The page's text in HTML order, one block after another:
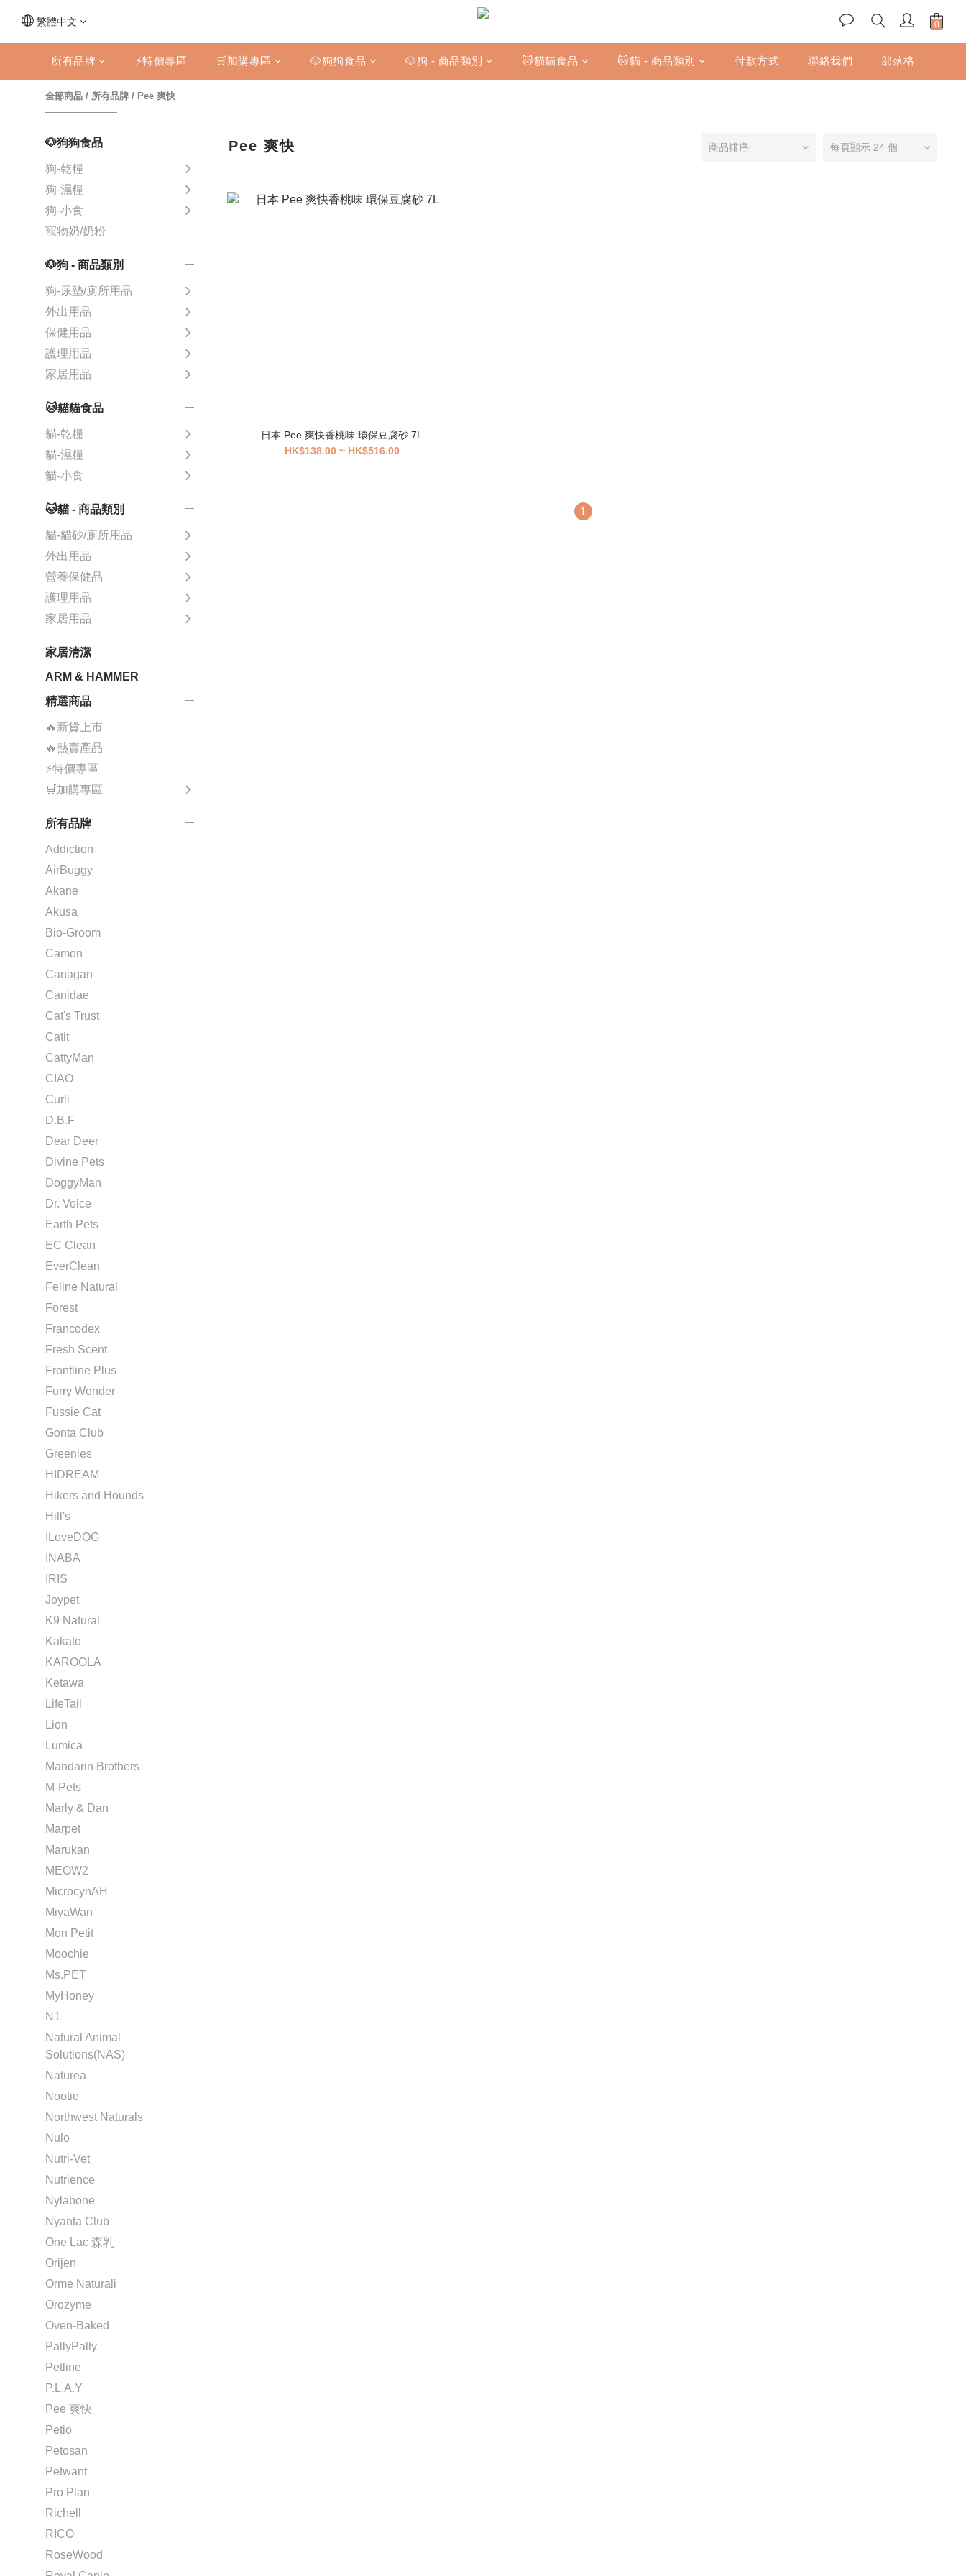
繁體中文
所有品牌 ⚡特價專區 🛒加購專區 🐶狗狗食品 🐶狗 - 商品類別 🐱貓貓食品 🐱貓 - 商品類別 付款方式 聯絡我們 部落格
全部商品 / 所有品牌 / Pee 爽快
🐶狗狗食品
狗-乾糧
狗-濕糧
狗-小食
寵物奶/奶粉
🐶狗 - 商品類別
狗-尿墊/廁所用品
外出用品
保健用品
護理用品
家居用品
🐱貓貓食品
貓-乾糧
貓-濕糧
貓-小食
🐱貓 - 商品類別
貓-貓砂/廁所用品
外出用品
營養保健品
護理用品
家居用品
家居清潔
ARM & HAMMER
精選商品
🔥新貨上市
🔥熱賣產品
⚡特價專區
🛒加購專區
所有品牌
Addiction
AirBuggy
Akane
Akusa
Bio-Groom
Camon
Canagan
Canidae
Cat's Trust
Catit
CattyMan
CIAO
Curli
D.B.F
Dear Deer
Divine Pets
DoggyMan
Dr. Voice
Earth Pets
EC Clean
EverClean
Feline Natural
Forest
Francodex
Fresh Scent
Frontline Plus
Furry Wonder
Fussie Cat
Gonta Club
Greenies
HIDREAM
Hikers and Hounds
Hill's
ILoveDOG
INABA
IRIS
Joypet
K9 Natural
Kakato
KAROOLA
Ketawa
LifeTail
Lion
Lumica
Mandarin Brothers
M-Pets
Marly & Dan
Marpet
Marukan
MEOW2
MicrocynAH
MiyaWan
Mon Petit
Moochie
Ms.PET
MyHoney
N1
Natural Animal
Solutions(NAS)
Naturea
Nootie
Northwest Naturals
Nulo
Nutri-Vet
Nutrience
Nylabone
Nyanta Club
One Lac 森乳
Orijen
Orme Naturali
Orozyme
Oven-Baked
PallyPally
Petline
P.L.A.Y
Pee 爽快
Petio
Petosan
Petwant
Pro Plan
Richell
RICO
RoseWood
Pee 爽快 商品排序 每頁顯示 24 個
日本 Pee 爽快香桃味 環保豆腐砂 7L
HK$138.00 ~ HK$516.00
1